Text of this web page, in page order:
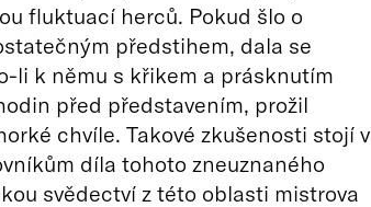
fluktuací herců. Pokud šlo o
předstihem, dala se
li k němu s křikem a prásknutím
před představením, prožil
chvíle. Takové zkušenosti stojí v
díla tohoto zneuznaného
svědectví z této oblasti mistrova